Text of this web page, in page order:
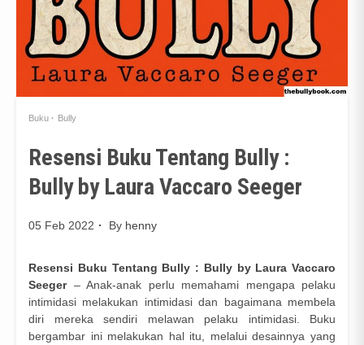
Buku Bully
Resensi Buku Tentang Bully :
Bully by Laura Vaccaro Seeger
05 Feb 2022 By henny
Resensi Buku Tentang Bully : Bully by Laura Vaccaro
Seeger– Anak-anak perlu memahami mengapa pelaku
intimidasi melakukan intimidasi dan bagaimana membela
diri mereka sendiri melawan pelaku intimidasi. Buku
bergambar ini melakukan hal itu, melalui desainnya yang